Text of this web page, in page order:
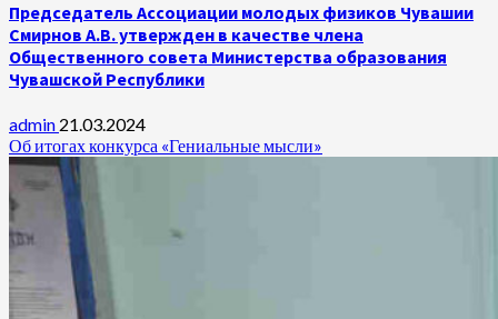
Председатель Ассоциации молодых физиков Чувашии
Смирнов А.В. утвержден в качестве члена
Общественного совета Министерства образования
Чувашской Республики
admin 21.03.2024
Об итогах конкурса «Гениальные мысли»